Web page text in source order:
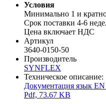
Условия
Минимально 1 и
Срок поставки 4-6
Цена включает НДС
Артикул
3640-0150-50
Производитель
SYNFLEX
Техническое описание:
Документация язык
Pdf, 73.67 KB